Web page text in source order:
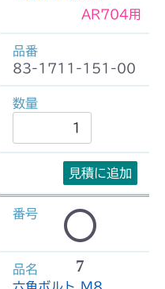
AR704用
83-1711-151-00
見積に追加
7
六角ボルト M8